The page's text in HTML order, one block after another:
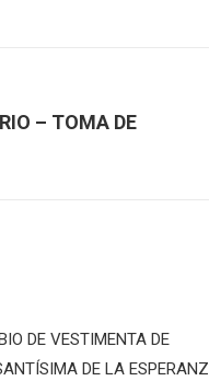
– TOMA DE
DE VESTIMENTA DE
DE LA